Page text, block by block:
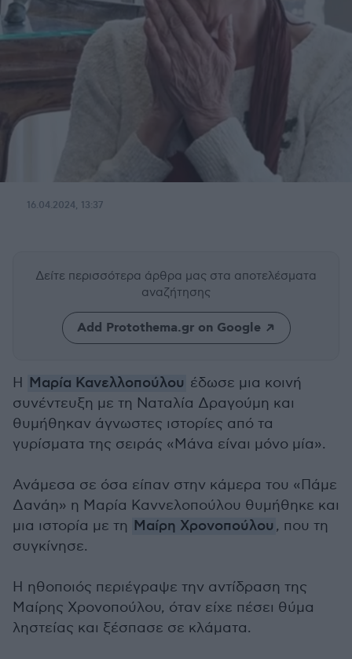
16.04.2024, 13:37
Δείτε περισσότερα άρθρα μας στα αποτελέσματα
αναζήτησης
Add Protothema.gr on Google
Η Μαρία Κανελλοπούλου έδωσε μια κοινή
συνέντευξη με τη Ναταλία Δραγούμη και
θυμήθηκαν άγνωστες ιστορίες από τα
γυρίσματα της σειράς «Μάνα είναι μόνο μία».
Ανάμεσα σε όσα είπαν στην κάμερα του «Πάμε
Δανάη» η Μαρία Καννελοπούλου θυμήθηκε και
μια ιστορία με τη Μαίρη Χρονοπούλου , που τη
συγκίνησε.
Η ηθοποιός περιέγραψε την αντίδραση της
Μαίρης Χρονοπούλου, όταν είχε πέσει θύμα
ληστείας και ξέσπασε σε κλάματα.